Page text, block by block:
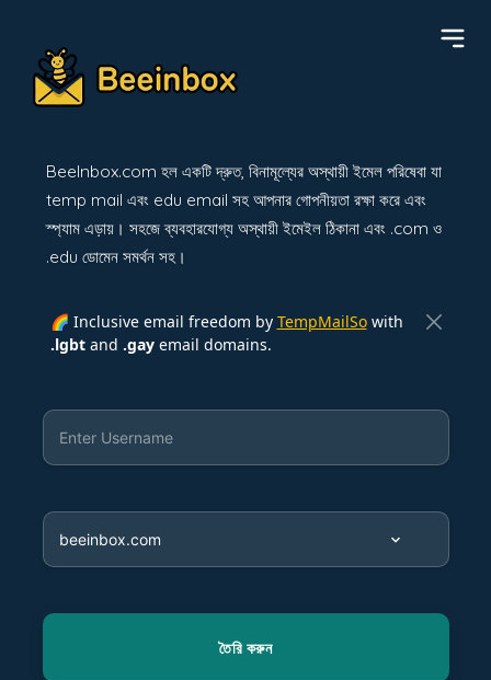
BeeInbox.com হল একটি দ্রুত, বিনামূল্যের অস্থায়ী ইমেল পরিষেবা যা
temp mail এবং edu email সহ আপনার গোপনীয়তা রক্ষা করে এবং
স্প্যাম এড়ায়। সহজে ব্যবহারযোগ্য অস্থায়ী ইমেইল ঠিকানা এবং .com ও
.edu ডোমেন সমর্থন সহ।
🌈 Inclusive email freedom by TempMailSowith
.lgbtand .gayemail domains.